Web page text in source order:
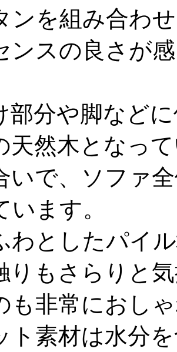
ンを組み合わ
ンスの良さが
部分や脚など
天然木となっ
いで、ソファ
います。
わとしたパイ
りもさらりと
も非常におし
ト素材は水分